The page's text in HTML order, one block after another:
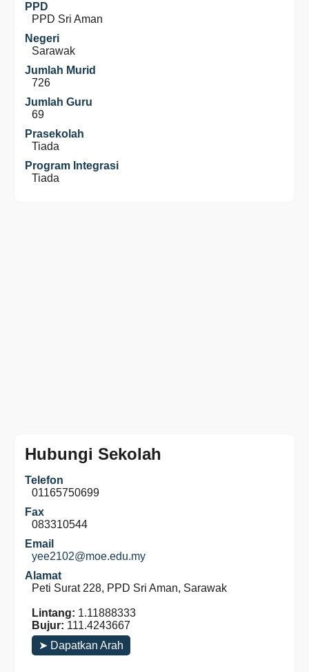
PPD
PPD Sri Aman
Negeri
Sarawak
Jumlah Murid
726
Jumlah Guru
69
Prasekolah
Tiada
Program Integrasi
Tiada
Hubungi Sekolah
Telefon
01165750699
Fax
083310544
Email
yee2102@moe.edu.my
Alamat
Peti Surat 228, PPD Sri Aman, Sarawak
Lintang: 1.11888333
Bujur: 111.4243667
➤ Dapatkan Arah